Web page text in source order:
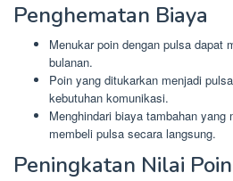
Penghematan Biaya
Menukar poin dengan pulsa dapat
bulanan.
Poin yang ditukarkan menjadi
kebutuhan komunikasi.
Menghindari biaya tambahan
membeli pulsa secara langsung.
Peningkatan Nilai Poin